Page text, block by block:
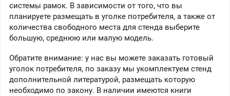
системы рамок. В зависимости от того, что вы
планируете размещать в уголке потребителя, а также от
количества свободного места для стенда выберите
большую, среднюю или малую модель.
Обратите внимание: у нас вы можете заказать готовый
уголок потребителя, по заказу мы укомплектуем стенд
дополнительной литературой, размещать которую
необходимо по закону. В наличии имеются книги